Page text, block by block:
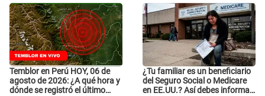
Temblor en Perú HOY, 06 de
agosto de 2026: ¿A qué hora y
dónde se registró el último
¿Tu familiar es un beneficiario
del Seguro Social o Medicare
en EE.UU.? Así debes informar